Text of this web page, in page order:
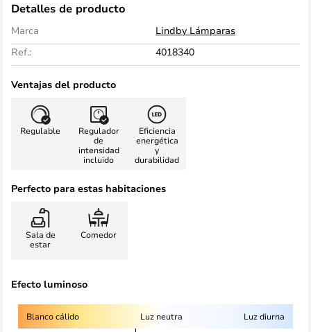
Detalles de producto
Marca
Lindby Lámparas
Ref.:
4018340
Ventajas del producto
Regulable
Regulador
de
intensidad
incluido
Eficiencia
energética
y
durabilidad
Perfecto para estas habitaciones
Sala de
estar
Comedor
Efecto luminoso
Blanco cálido Luz neutra Luz diurna